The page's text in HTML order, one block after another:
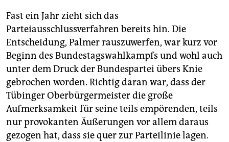
Fast ein Jahr zieht sich das
Parteiausschlussverfahren bereits hin. Die
Entscheidung, Palmer rauszuwerfen, war kurz vor
Beginn des Bundestagswahlkampfs und wohl auch
unter dem Druck der Bundespartei übers Knie
gebrochen worden. Richtig daran war, dass der
Tübinger Oberbürgermeister die große
Aufmerksamkeit für seine teils empörenden, teils
nur provokanten Äußerungen vor allem daraus
gezogen hat, dass sie quer zur Parteilinie lagen.